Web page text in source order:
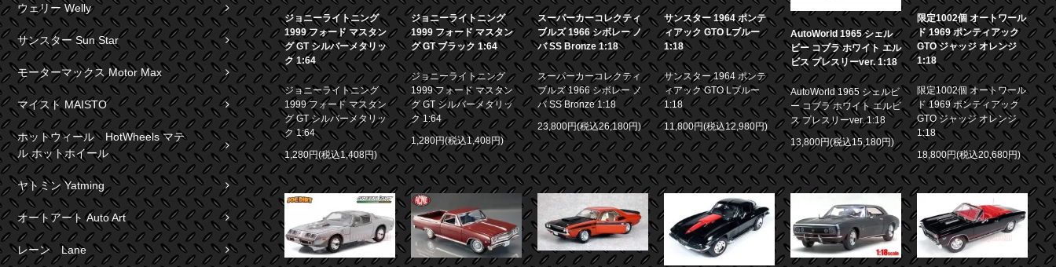
ウェリー Welly
サンスター Sun Star
モーターマックス Motor Max
マイスト MAISTO
ホットウィール HotWheels マテ
ル ホットホイール
ヤトミン Yatming
オートアート Auto Art
レーン Lane
ジョニーライトニング
1999 フォード マスタン
グ GT シルバーメタリッ
ク 1:64
ジョニーライトニング
1999 フォード マスタン
グ GT シルバーメタリッ
ク 1:64
1,280円(税込1,408円)
ジョニーライトニング
1999 フォード マスタン
グ GT ブラック 1:64
ジョニーライトニング
1999 フォード マスタン
グ GT シルバーメタリッ
ク 1:64
1,280円(税込1,408円)
スーパーカーコレクティ
ブルズ 1966 シボレー ノ
バ SS Bronze 1:18
スーパーカーコレクティ
ブルズ 1966 シボレー ノ
バ SS Bronze 1:18
23,800円(税込26,180円)
サンスター 1964 ポンテ
ィアック GTO Lブルー
1:18
サンスター 1964 ポンテ
ィアック GTO Lブルー
1:18
11,800円(税込12,980円)
AutoWorld 1965 シェル
ビー コブラ ホワイト エル
ビス プレスリーver. 1:18
AutoWorld 1965 シェルビ
ー コブラ ホワイト エルビ
ス プレスリーver. 1:18
13,800円(税込15,180円)
限定1002個 オートワール
ド 1969 ポンティアック
GTO ジャッジ オレンジ
1:18
限定1002個 オートワール
ド 1969 ポンティアック
GTO ジャッジ オレンジ
1:18
18,800円(税込20,680円)